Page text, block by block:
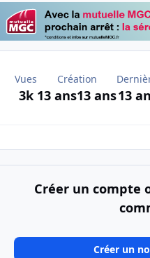
Vues
3k
Création
13 ans13 ans13
Créer un compte
Créer un